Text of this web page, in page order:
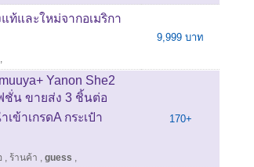
ท้และใหม่จากอเมริกา
,
9,999 บาท
Yanon She2
ชั่น ขายส่ง 3 ชิ้นต่อ
ข้าเกรดA กระเป๋า
, ร้านค้า , guess ,
170+